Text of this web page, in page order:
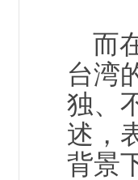
而
台湾
独、
述，
背景